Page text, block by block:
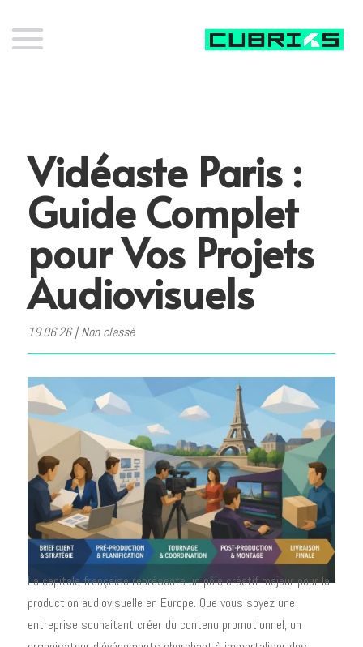
Vidéaste Paris :
Guide Complet
pour Vos Projets
Audiovisuels
19.06.26|Non classé
La capitale française représente un pôle créatif majeur pour la
production audiovisuelle en Europe. Que vous soyez une
entreprise souhaitant créer du contenu promotionnel, un